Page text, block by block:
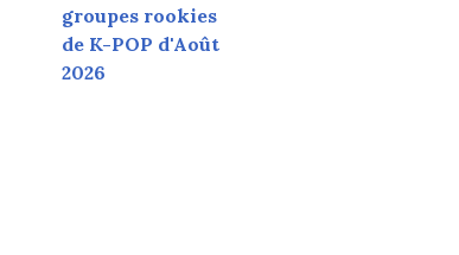
groupes rookies
de K-POP d'Août
2026